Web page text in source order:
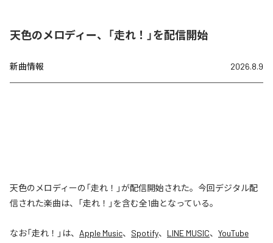
天色のメロディー、「走れ！」を配信開始
新曲情報 2026.8.9
天色のメロディーの「走れ！」が配信開始された。今回デジタル配
信された楽曲は、「走れ！」を含む全1曲となっている。
なお「走れ！ 」は、 Apple Music、 Spotify、 LINE MUSIC、 YouTube